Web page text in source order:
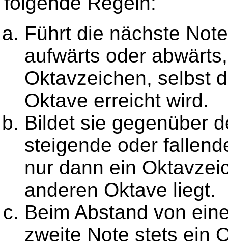
Führt die nächste
aufwärts oder
Oktavzeichen, selbst
Oktave erreicht wird.
Bildet sie gegenüber
steigende oder
nur dann ein
anderen Oktave liegt.
Beim Abstand von
zweite Note stets ein